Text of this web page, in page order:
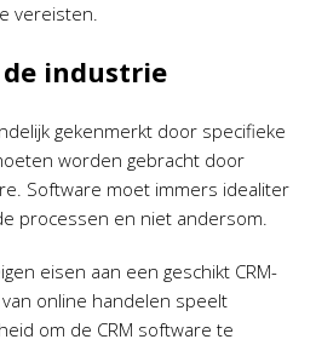
vereisten.
industrie
gekenmerkt door specifieke
worden gebracht door
Software moet immers idealiter
processen en niet andersom.
eisen aan een geschikt CRM-
online handelen speelt
om de CRM software te